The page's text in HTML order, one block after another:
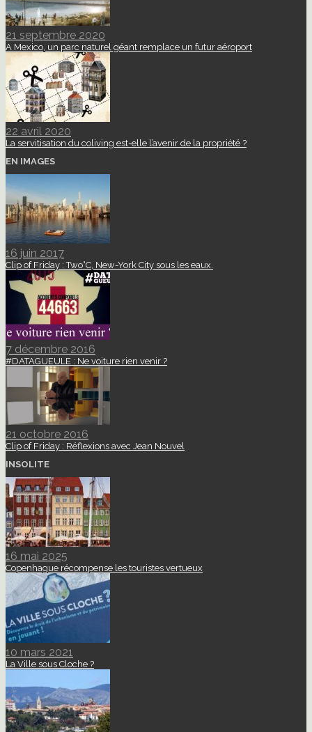
21 septembre 2020
A Mexico, un parc naturel géant remplace un futur aéroport
22 avril 2020
La servitisation du coliving est-elle l’avenir de la propriété ?
EN IMAGES
16 juin 2017
Clip of Friday : Two°C, New-York City sous les eaux.
7 décembre 2016
#DATAGUEULE : Ne voiture rien venir ?
21 octobre 2016
Clip of Friday : Réflexions avec Jean Nouvel
INSOLITE
16 mai 2025
Copenhague récompense les touristes vertueux
10 mars 2021
La Ville sous Cloche ?